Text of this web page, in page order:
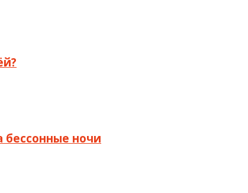
бессонные ночи